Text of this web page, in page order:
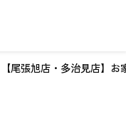
【尾張旭店・多治見店】